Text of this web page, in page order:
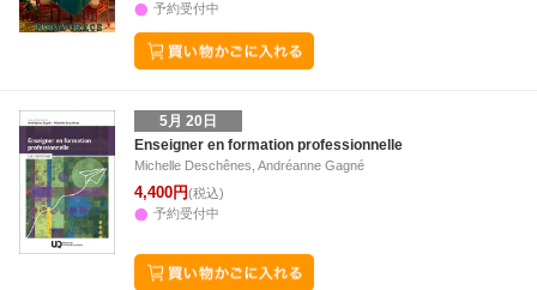
予約受付中
5月 20日
Enseigner en formation professionnelle
Michelle Deschênes, Andréanne Gagné
4,400円(税込)
予約受付中